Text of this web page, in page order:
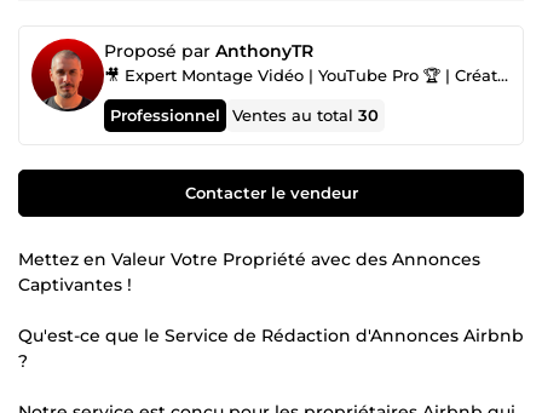
Proposé par AnthonyTR
🎥 Expert Montage Vidéo | YouTube Pro 🏆 | Créateur de Contenu 🎬
Professionnel Ventes au total30
Contacter le vendeur
Mettez en Valeur Votre Propriété avec des Annonces
Captivantes !
Qu'est-ce que le Service de Rédaction d'Annonces Airbnb
?